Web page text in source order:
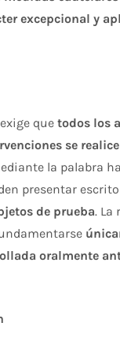
excepcional y
quetodos los
se
la palabra
presentar
de prueba. La
oralmente